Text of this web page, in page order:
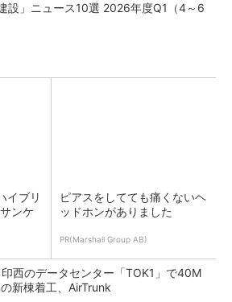
設」ニュース10選 2026年度Q1（4～6
イブリ
ンケ
ピアスをしてても痛くないヘ
ッドホンがありました
PR(Marshall Group AB)
西のデータセンター「TOK1」で40M
新棟着工、AirTrunk